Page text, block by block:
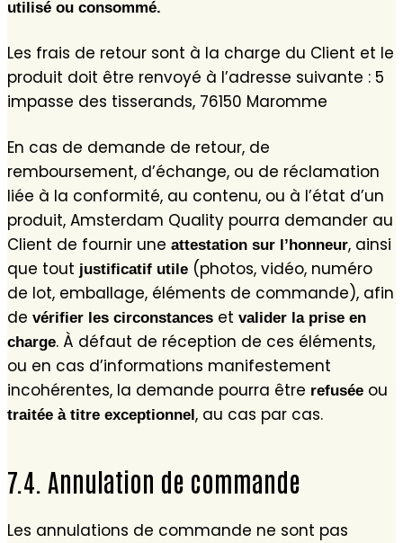
utilisé ou consommé.
Les frais de retour sont à la charge du Client et le
produit doit être renvoyé à l’adresse suivante : 5
impasse des tisserands, 76150 Maromme
En cas de demande de retour, de
remboursement, d’échange, ou de réclamation
liée à la conformité, au contenu, ou à l’état d’un
produit, Amsterdam Quality pourra demander au
Client de fournir une attestation sur l’honneur, ainsi
que tout justificatif utile (photos, vidéo, numéro
de lot, emballage, éléments de commande), afin
de vérifier les circonstances et valider la prise en
charge. À défaut de réception de ces éléments,
ou en cas d’informations manifestement
incohérentes, la demande pourra être refusée ou
traitée à titre exceptionnel, au cas par cas.
7.4. Annulation de commande
Les annulations de commande ne sont pas